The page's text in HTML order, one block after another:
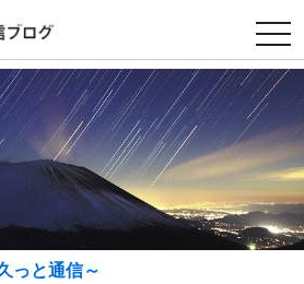
t
o
g
g
n
a
i
g
a
t
i
っと通信～